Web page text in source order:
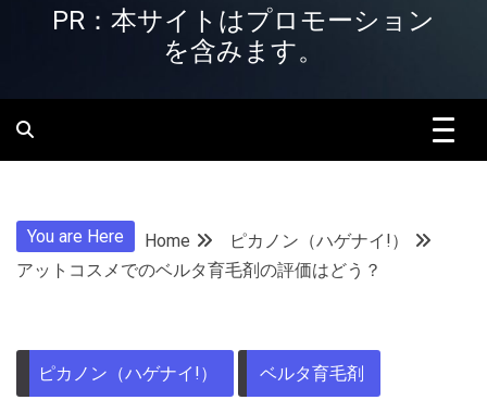
PR：本サイトはプロモーション
を含みます。
You are Here Home
ピカノン（ハゲナイ!）
アットコスメでのベルタ育毛剤の評価はどう？
ピカノン（ハゲナイ!） ベルタ育毛剤